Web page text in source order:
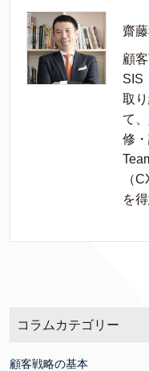
齋
顧
取
て
修
（
を
コラムカテゴリー
顧客戦略の基本